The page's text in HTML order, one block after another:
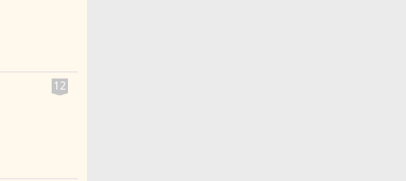
别再我看到
景
战胜利－－
失败而染上
系，还交到
齿轮再次转
自称是上古
地望着眼前
施打后死亡
小组成员离
，留下的一
时间确诊
12